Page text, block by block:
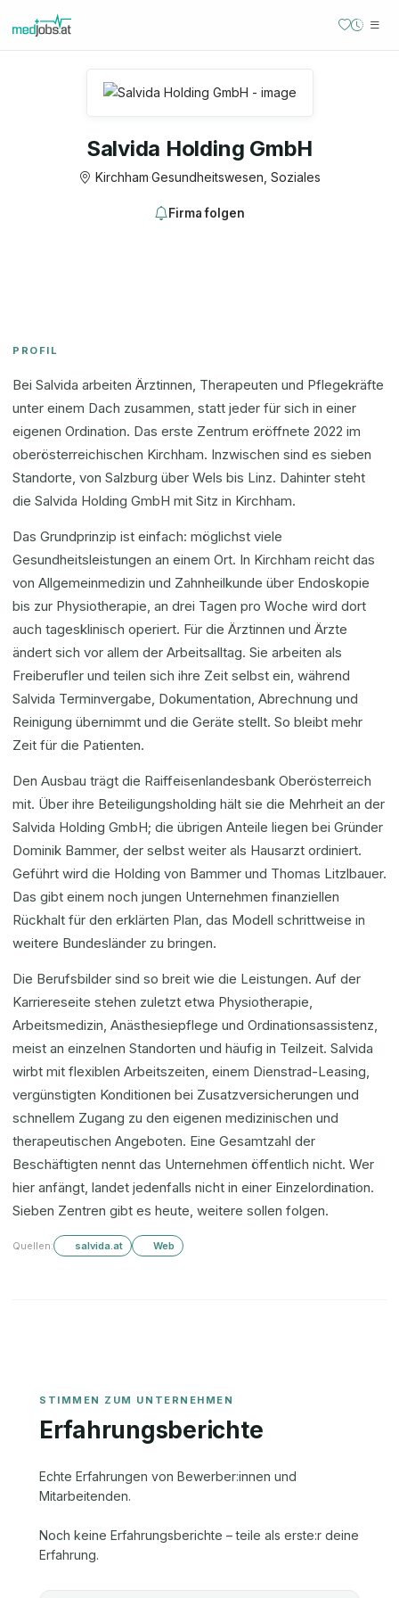
Salvida Holding GmbH
Kirchham·Gesundheitswesen, Soziales
Firma folgen
PROFIL
Bei Salvida arbeiten Ärztinnen, Therapeuten und Pflegekräfte
unter einem Dach zusammen, statt jeder für sich in einer
eigenen Ordination. Das erste Zentrum eröffnete 2022 im
oberösterreichischen Kirchham. Inzwischen sind es sieben
Standorte, von Salzburg über Wels bis Linz. Dahinter steht
die Salvida Holding GmbH mit Sitz in Kirchham.
Das Grundprinzip ist einfach: möglichst viele
Gesundheitsleistungen an einem Ort. In Kirchham reicht das
von Allgemeinmedizin und Zahnheilkunde über Endoskopie
bis zur Physiotherapie, an drei Tagen pro Woche wird dort
auch tagesklinisch operiert. Für die Ärztinnen und Ärzte
ändert sich vor allem der Arbeitsalltag. Sie arbeiten als
Freiberufler und teilen sich ihre Zeit selbst ein, während
Salvida Terminvergabe, Dokumentation, Abrechnung und
Reinigung übernimmt und die Geräte stellt. So bleibt mehr
Zeit für die Patienten.
Den Ausbau trägt die Raiffeisenlandesbank Oberösterreich
mit. Über ihre Beteiligungsholding hält sie die Mehrheit an der
Salvida Holding GmbH; die übrigen Anteile liegen bei Gründer
Dominik Bammer, der selbst weiter als Hausarzt ordiniert.
Geführt wird die Holding von Bammer und Thomas Litzlbauer.
Das gibt einem noch jungen Unternehmen finanziellen
Rückhalt für den erklärten Plan, das Modell schrittweise in
weitere Bundesländer zu bringen.
Die Berufsbilder sind so breit wie die Leistungen. Auf der
Karriereseite stehen zuletzt etwa Physiotherapie,
Arbeitsmedizin, Anästhesiepflege und Ordinationsassistenz,
meist an einzelnen Standorten und häufig in Teilzeit. Salvida
wirbt mit flexiblen Arbeitszeiten, einem Dienstrad-Leasing,
vergünstigten Konditionen bei Zusatzversicherungen und
schnellem Zugang zu den eigenen medizinischen und
therapeutischen Angeboten. Eine Gesamtzahl der
Beschäftigten nennt das Unternehmen öffentlich nicht. Wer
hier anfängt, landet jedenfalls nicht in einer Einzelordination.
Sieben Zentren gibt es heute, weitere sollen folgen.
Quellen: salvida.at Web
Erfahrungsberichte
Echte Erfahrungen von Bewerber:innen und
Mitarbeitenden.
Noch keine Erfahrungsberichte – teile als erste:r deine
Erfahrung.